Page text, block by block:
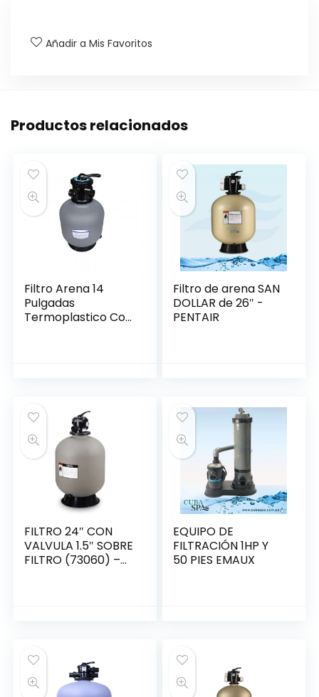
Añadir a Mis Favoritos
Productos relacionados
Filtro Arena 14
Pulgadas
Termoplastico Con
Filtro de arena SAN
DOLLAR de 26″ -
PENTAIR
FILTRO 24″ CON
VALVULA 1.5″ SOBRE
FILTRO (73060) –
EQUIPO DE
FILTRACIÓN 1HP Y
50 PIES EMAUX